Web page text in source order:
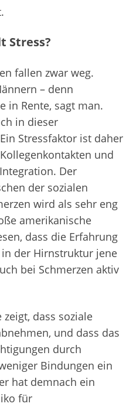
Stress?
fallen zwar weg.
– denn
in Rente, sagt man.
in dieser
Stressfaktor ist daher
und
Der
der sozialen
wird als sehr eng
amerikanische
dass die Erfahrung
der Hirnstruktur jene
bei Schmerzen aktiv
dass soziale
und dass das
durch
Bindungen ein
hat demnach ein
für